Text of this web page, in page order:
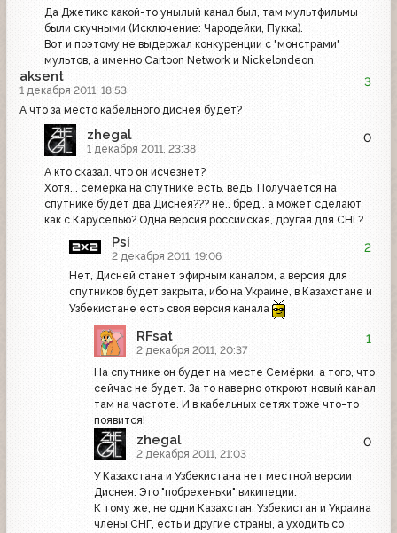
Да Джетикс какой-то унылый канал был, там мультфильмы
были скучными (Исключение: Чародейки, Пукка).
Вот и поэтому не выдержал конкуренции с "монстрами"
мультов, а именно Cartoon Network и Nickelondeon.
aksent
1 декабря 2011, 18:53
3
А что за место кабельного диснея будет?
zhegal
1 декабря 2011, 23:38
0
А кто сказал, что он исчезнет?
Хотя... семерка на спутнике есть, ведь. Получается на
спутнике будет два Диснея??? не.. бред.. а может сделают
как с Каруселью? Одна версия российская, другая для СНГ?
Psi
2 декабря 2011, 19:06
2
Нет, Дисней станет эфирным каналом, а версия для
спутников будет закрыта, ибо на Украине, в Казахстане и
Узбекистане есть своя версия канала
RFsat
2 декабря 2011, 20:37
1
На спутнике он будет на месте Семёрки, а того, что
сейчас не будет. За то наверно откроют новый канал
там на частоте. И в кабельных сетях тоже что-то
появится!
zhegal
2 декабря 2011, 21:03
0
У Казахстана и Узбекистана нет местной версии
Диснея. Это "побрехеньки" википедии.
К тому же, не одни Казахстан, Узбекистан и Украина
члены СНГ, есть и другие страны, а уходить со